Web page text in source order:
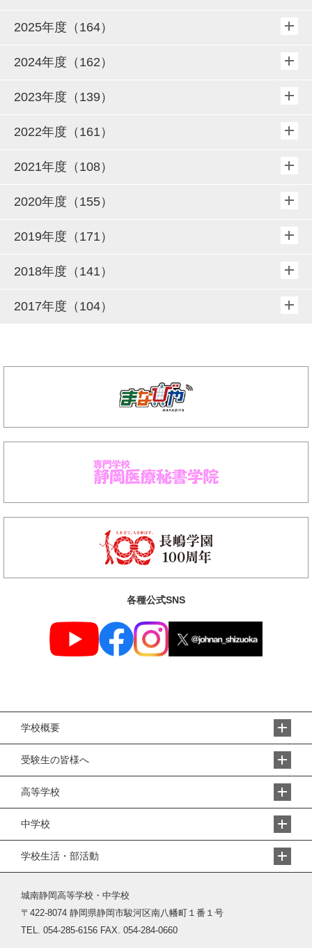
2025年度（164）
2024年度（162）
2023年度（139）
2022年度（161）
2021年度（108）
2020年度（155）
2019年度（171）
2018年度（141）
2017年度（104）
各種公式SNS
学校概要
受験生の皆様へ
高等学校
中学校
学校生活・部活動
城南静岡高等学校・中学校
〒422-8074 静岡県静岡市駿河区南八幡町１番１号
TEL. 054-285-6156 FAX. 054-284-0660